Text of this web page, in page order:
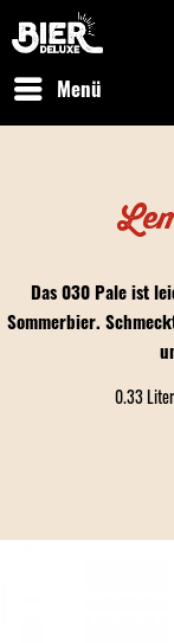
Kostenfreier Versand in
Menü
Das 030 Pale ist
Sommerbier.
0.33